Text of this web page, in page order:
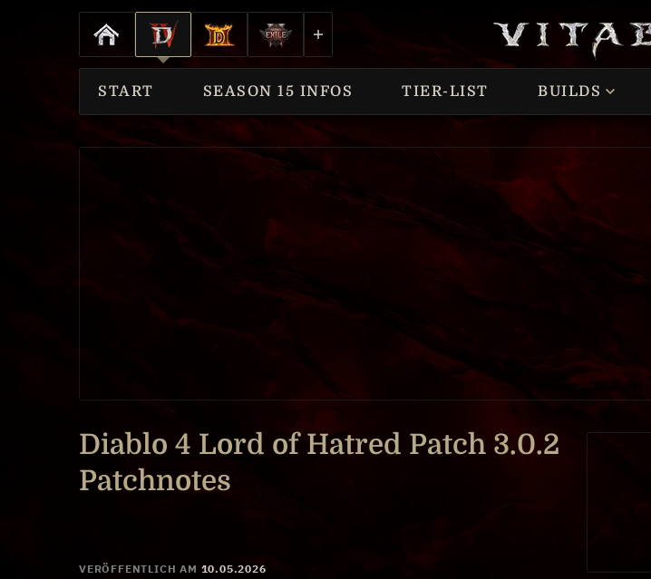
START SEASON 15 INFOS TIER-LIST BUILDS
Diablo 4 Lord of Hatred Patch 3.0.2
Patchnotes
VERÖFFENTLICH AM 10.05.2026